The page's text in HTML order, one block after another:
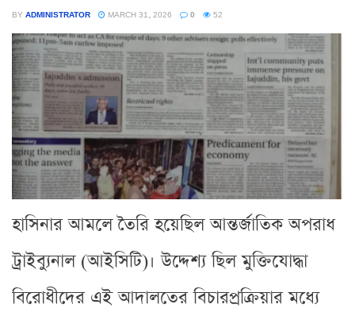
BY ADMINISTRATOR MARCH 31, 2026 0 52
হাসিনার আমলে তৈরি হয়েছিল আন্তর্জাতিক অপরাধ
ট্রাইব্যুনাল (আইসিটি)। উদ্দেশ্য ছিল মুক্তিযোদ্ধা
বিরোধীদের এই আদালতের বিচারপ্রক্রিয়ার মধ্যে